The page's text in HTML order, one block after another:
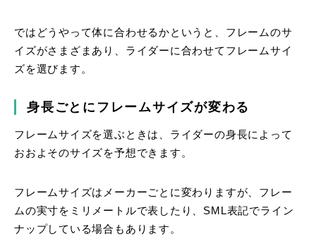
ではどうやって体に合わせるかというと、フレームのサ
イズがさまざまあり、ライダーに合わせてフレームサイ
ズを選びます。
身長ごとにフレームサイズが変わる
フレームサイズを選ぶときは、ライダーの身長によって
おおよそのサイズを予想できます。
フレームサイズはメーカーごとに変わりますが、フレー
ムの実寸をミリメートルで表したり、SML表記でライン
ナップしている場合もあります。